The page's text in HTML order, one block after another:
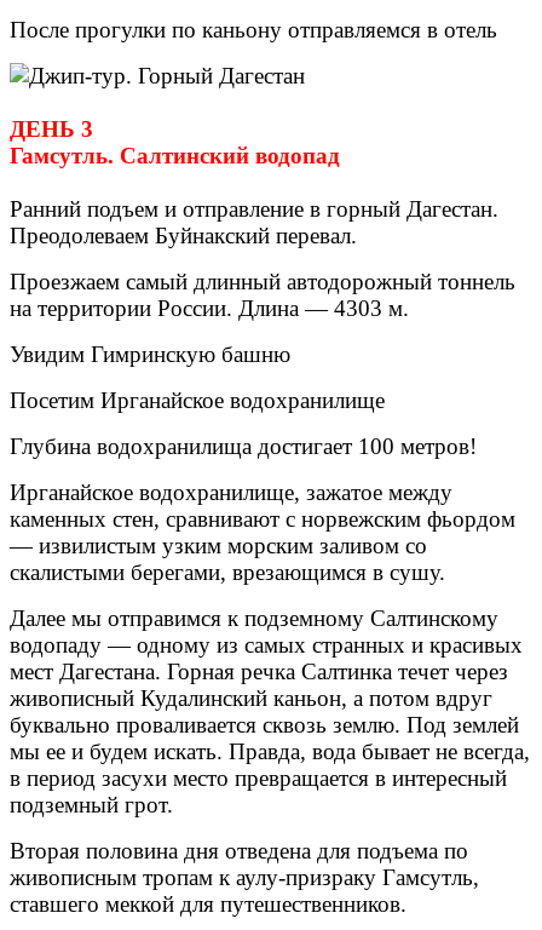
После прогулки по каньону отправляемся в отель
ДЕНЬ 3
Гамсутль. Салтинский водопад
Ранний подъем и отправление в горный Дагестан.
Преодолеваем Буйнакский перевал.
Проезжаем самый длинный автодорожный тоннель
на территории России. Длина — 4303 м.
Увидим Гимринскую башню
Посетим Ирганайское водохранилище
Глубина водохранилища достигает 100 метров!
Ирганайское водохранилище, зажатое между
каменных стен, сравнивают с норвежским фьордом
— извилистым узким морским заливом со
скалистыми берегами, врезающимся в сушу.
Далее мы отправимся к подземному Салтинскому
водопаду— одному из самых странных и красивых
мест Дагестана. Горная речка Салтинка течет через
живописный Кудалинский каньон, а потом вдруг
буквально проваливается сквозь землю. Под землей
мы ее и будем искать. Правда, вода бывает не всегда,
в период засухи место превращается в интересный
подземный грот.
Вторая половина дня отведена для подъема по
живописным тропам к аулу-призраку Гамсутль,
ставшего меккой для путешественников.